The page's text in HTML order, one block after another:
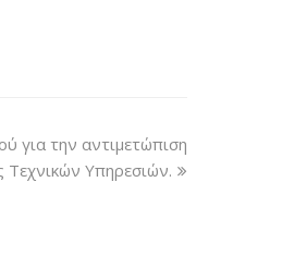
για την αντιμετώπιση
Υπηρεσιών.